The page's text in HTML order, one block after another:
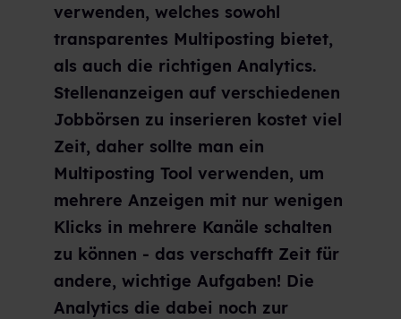
verwenden, welches sowohl
transparentes Multiposting bietet,
als auch die richtigen Analytics.
Stellenanzeigen auf verschiedenen
Jobbörsen zu inserieren kostet viel
Zeit, daher sollte man ein
Multiposting Tool verwenden, um
mehrere Anzeigen mit nur wenigen
Klicks in mehrere Kanäle schalten
zu können - das verschafft Zeit für
andere, wichtige Aufgaben! Die
Analytics die dabei noch zur